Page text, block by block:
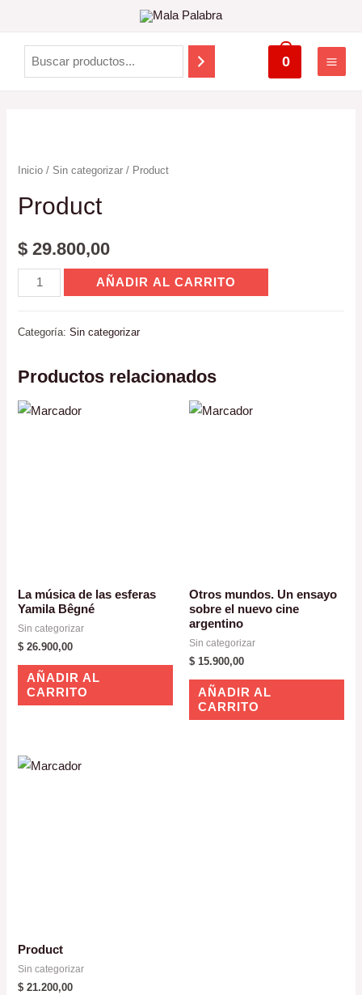
0
Inicio / Sin categorizar / Product
Product
$ 29.800,00
AÑADIR AL CARRITO
Categoría:Sin categorizar
Productos relacionados
La música de las esferas
Yamila Bêgné
Sin categorizar
$ 26.900,00
AÑADIR AL
CARRITO
Otros mundos. Un ensayo
sobre el nuevo cine
argentino
Sin categorizar
$ 15.900,00
AÑADIR AL
CARRITO
Product
Sin categorizar
$ 21.200,00